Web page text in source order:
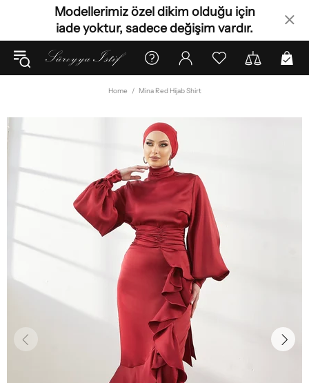
Modellerimiz özel dikim olduğu için
iade yoktur, sadece değişim vardır.
Home Mina Red Hijab Shirt